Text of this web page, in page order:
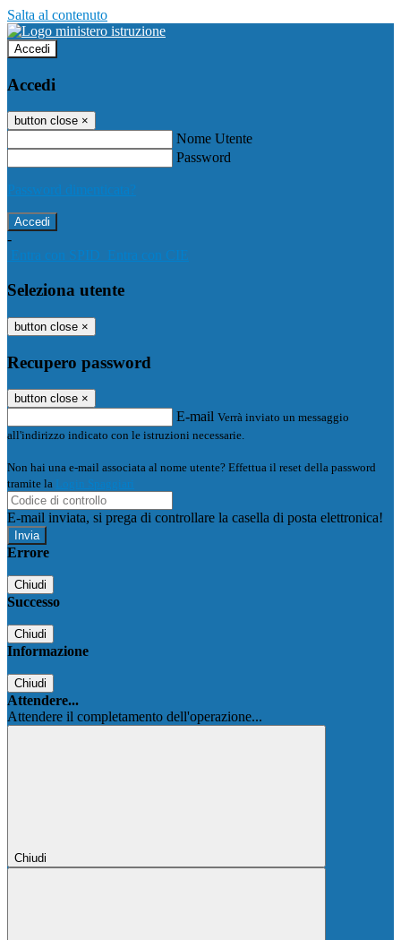
Salta al contenuto
Accedi
Accedi
button close ×
Nome Utente
Password
Password dimenticata?
-
Entra con SPID
Entra con CIE
Seleziona utente
button close ×
Recupero password
button close ×
E-mail Verrà inviato un messaggio
all'indirizzo indicato con le istruzioni necessarie.
Non hai una e-mail associata al nome utente? Effettua il reset della password
tramite la Login Spaggiari
E-mail inviata, si prega di controllare la casella di posta elettronica!
Errore
Chiudi
Successo
Chiudi
Informazione
Chiudi
Attendere...
Attendere il completamento dell'operazione...
Chiudi